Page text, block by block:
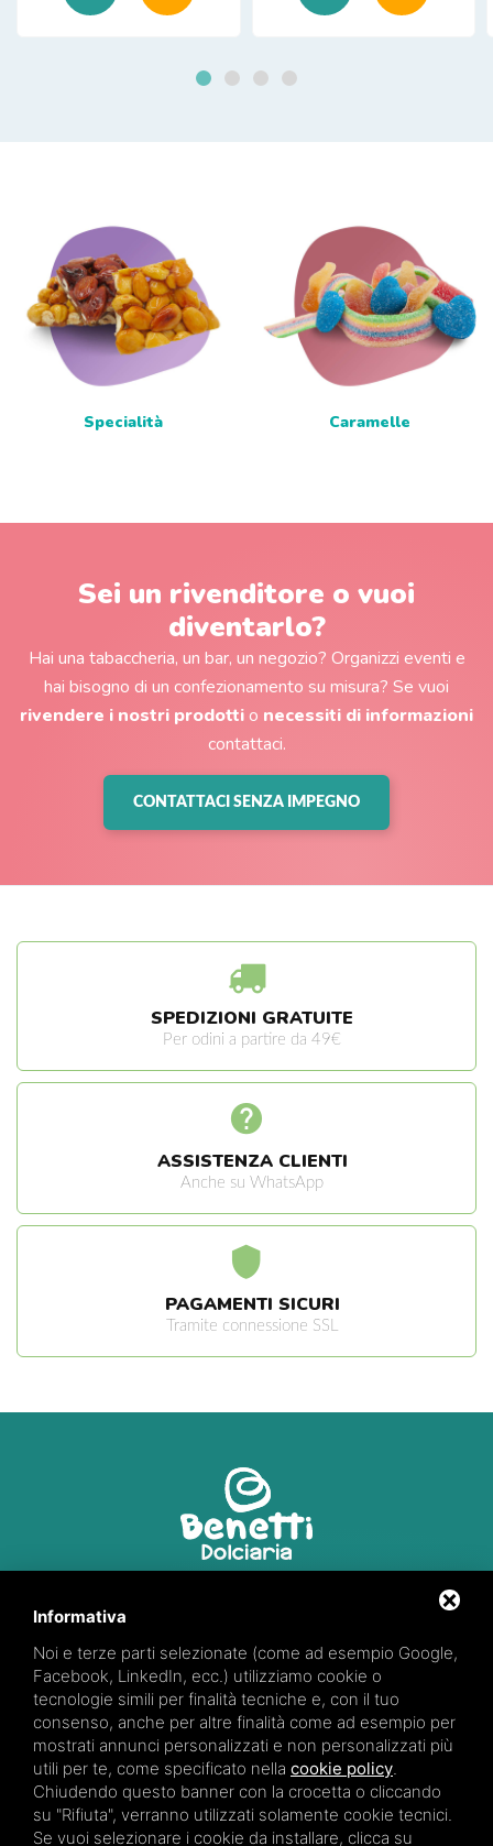
Specialità Caramelle
Sei un rivenditore o vuoi
diventarlo?
Hai una tabaccheria, un bar, un negozio? Organizzi eventi e
hai bisogno di un confezionamento su misura? Se vuoi
rivendere i nostri prodottio necessiti di informazioni
contattaci.
CONTATTACI SENZA IMPEGNO
SPEDIZIONI GRATUITE
Per odini a partire da 49€
ASSISTENZA CLIENTI
Anche su WhatsApp
PAGAMENTI SICURI
Tramite connessione SSL
347 66 28 871
Partita iva: 01922170384
Informativa
Noi e terze parti selezionate (come ad esempio Google,
Facebook, LinkedIn, ecc.) utilizziamo cookie o
tecnologie simili per finalità tecniche e, con il tuo
consenso, anche per altre finalità come ad esempio per
mostrati annunci personalizzati e non personalizzati più
utili per te, come specificato nella cookie policy.
Chiudendo questo banner con la crocetta o cliccando
su "Rifiuta", verranno utilizzati solamente cookie tecnici.
Se vuoi selezionare i cookie da installare, clicca su